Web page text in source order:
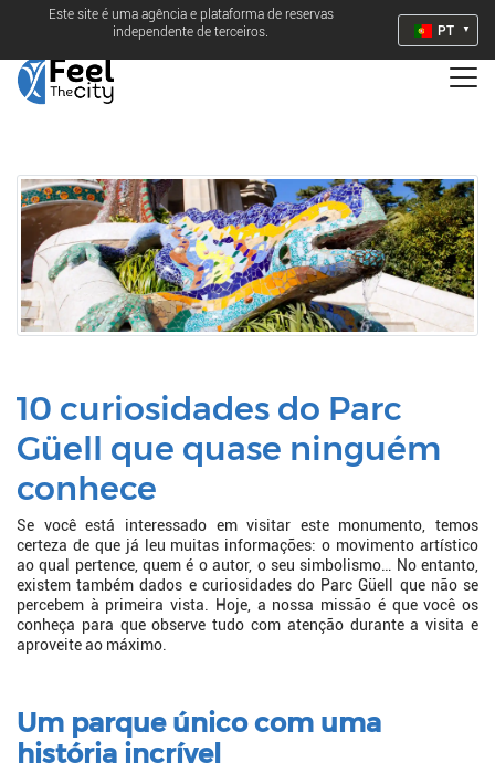
Este site é uma agência e plataforma de reservas
independente de terceiros.
PT
10 curiosidades do Parc
Güell que quase ninguém
conhece
Se você está interessado em visitar este monumento, temos
certeza de que já leu muitas informações: o movimento artístico
ao qual pertence, quem é o autor, o seu simbolismo… No entanto,
existem também dados e curiosidades do Parc Güell que não se
percebem à primeira vista. Hoje, a nossa missão é que você os
conheça para que observe tudo com atenção durante a visita e
aproveite ao máximo.
Um parque único com uma
história incrível